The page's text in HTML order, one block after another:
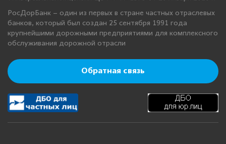
РосДорБанк – один из первых в стране частных отраслевых
банков, который был создан 25 сентября 1991 года
крупнейшими дорожными предприятиями для комплексного
обслуживания дорожной отрасли
Обратная связь